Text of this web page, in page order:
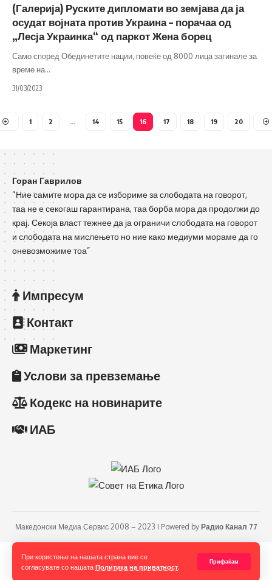
При користење на нашата страна вие се
согласувате со нашата Политика на приватност
Прифаќам
(Галерија) Руските дипломати во земјава да ја
осудат војната против Украина – порачаа од
„Лесја Украинка“ од паркот Жена борец
Само според Обединетите нации, повеќе од 8000 лица загинале за
време на…
31/03/2023
1 2 … 14 15 16 17 18 19 20
Горан Гаврилов
“Ние самите мора да се избориме за слободата на говорот,
таа не е секогаш гарантирана, таа борба мора да продолжи до
крај. Секоја власт тежнее да ја ограничи слободата на говорот
и слободата на мислењето но ние како медиуми мораме да го
оневозможиме тоа”
Импресум
Контакт
Маркетинг
Услови за превземање
Кодекс на новинарите
ИАБ
Македонски Медиа Сервис 2008 – 2023 I Powered by Радио Канал 77